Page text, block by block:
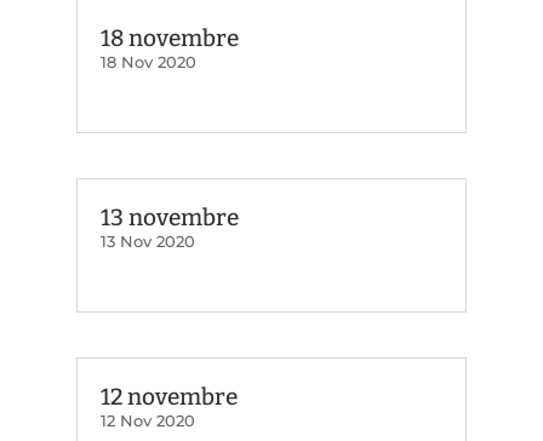
18 novembre
18 Nov 2020
13 novembre
13 Nov 2020
12 novembre
12 Nov 2020